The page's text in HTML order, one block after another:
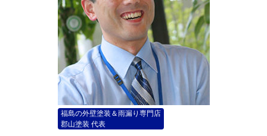
福島の外壁塗装＆雨漏り専門店
郡山塗装 代表